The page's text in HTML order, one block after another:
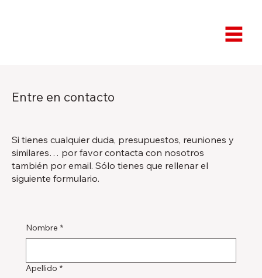
Si tienes cualquier duda, presupuestos, reuniones y
similares… por favor contacta con nosotros
también por email. Sólo tienes que rellenar el
siguiente formulario.
Entre en contacto
Nombre *
Apellido *